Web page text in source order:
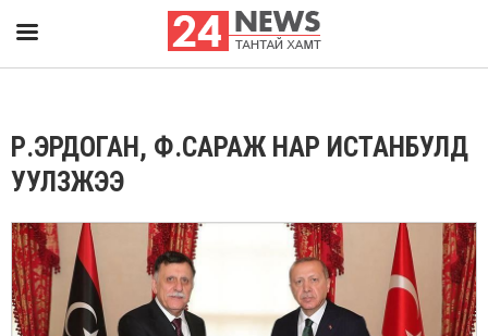
Р.ЭРДОГАН, Ф.САРАЖ НАР ИСТАНБУЛД
УУЛЗЖЭЭ